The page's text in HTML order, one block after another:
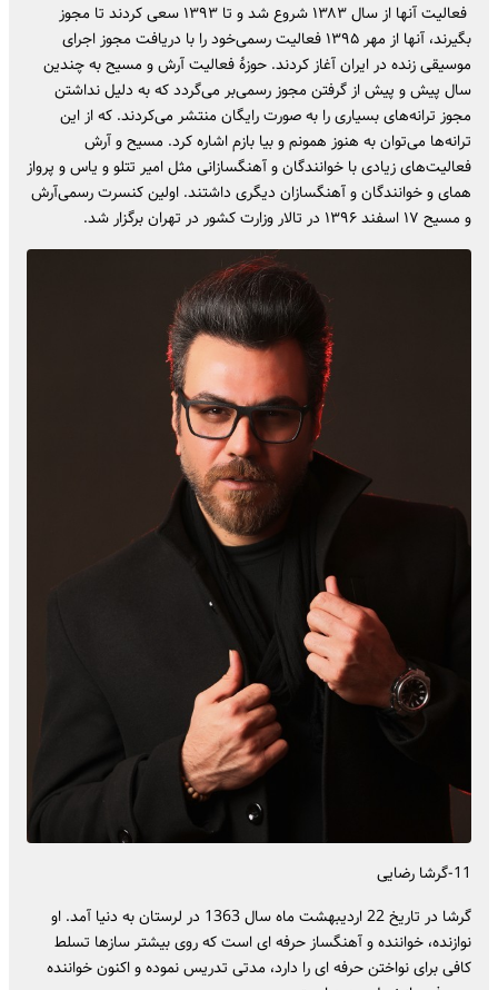
فعالیت آنها از سال ۱۳۸۳ شروع شد و تا ۱۳۹۳ سعی کردند تا مجوز
بگیرند، آنها از مهر ۱۳۹۵ فعالیت رسمی‌خود را با دریافت مجوز اجرای
موسیقی زنده در ایران آغاز کردند. حوزهٔ فعالیت آرش و مسیح به چندین
سال پیش و پیش از گرفتن مجوز رسمی‌بر می‌گردد که به دلیل نداشتن
مجوز ترانه‌های بسیاری را به صورت رایگان منتشر می‌کردند. که از این
ترانه‌ها می‌توان به هنوز همونم و بیا بازم اشاره کرد. مسیح و آرش
فعالیت‌های زیادی با خوانندگان و آهنگسازانی مثل امیر تتلو و یاس و پرواز
همای و خوانندگان و آهنگسازان دیگری داشتند. اولین کنسرت رسمی‌آرش
و مسیح ۱۷ اسفند ۱۳۹۶ در تالار وزارت کشور در تهران برگزار شد.
11-گرشا رضایی
گرشا در تاریخ 22 اردیبهشت ماه سال 1363 در لرستان به دنیا آمد. او
نوازنده، خواننده و آهنگساز حرفه ای است که روی بیشتر سازها تسلط
کافی برای نواختن حرفه ای را دارد، مدتی تدریس نموده و اکنون خواننده